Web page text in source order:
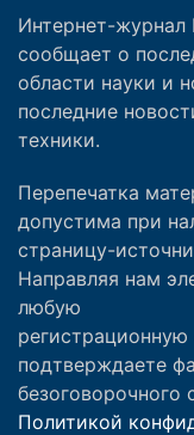
Интернет-
сообщает о
области науки и
последние
техники.
Перепечатка
допустима при
страницу-
Направляя нам
любую
подтверждаете
безоговорочного
Политикой